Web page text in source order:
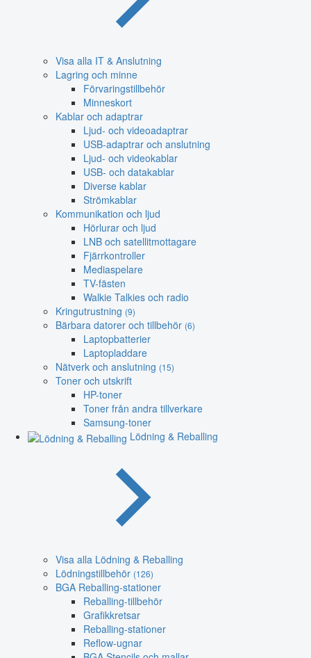
Visa alla IT & Anslutning
Lagring och minne
Förvaringstillbehör
Minneskort
Kablar och adaptrar
Ljud- och videoadaptrar
USB-adaptrar och anslutning
Ljud- och videokablar
USB- och datakablar
Diverse kablar
Strömkablar
Kommunikation och ljud
Hörlurar och ljud
LNB och satellitmottagare
Fjärrkontroller
Mediaspelare
TV-fästen
Walkie Talkies och radio
Kringutrustning (9)
Bärbara datorer och tillbehör (6)
Laptopbatterier
Laptopladdare
Nätverk och anslutning (15)
Toner och utskrift
HP-toner
Toner från andra tillverkare
Samsung-toner
Lödning & Reballing
Visa alla Lödning & Reballing
Lödningstillbehör (126)
BGA Reballing-stationer
Reballing-tillbehör
Grafikkretsar
Reballing-stationer
Reflow-ugnar